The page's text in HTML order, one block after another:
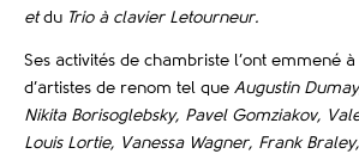
etdu Trio à clavier Letourneur.
Ses activités de chambriste l’ont emmené
d’artistes de renom tel que Augustin
Nikita Borisoglebsky, Pavel Gomziakov,
Louis Lortie, Vanessa Wagner, Frank